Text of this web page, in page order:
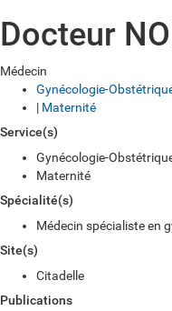
Docteur
Médecin
Gynécologie-
| Maternité
Service(s)
Gynécologie-
Maternité
Spécialité(s)
Médecin spécialiste en
Site(s)
Citadelle
Publications